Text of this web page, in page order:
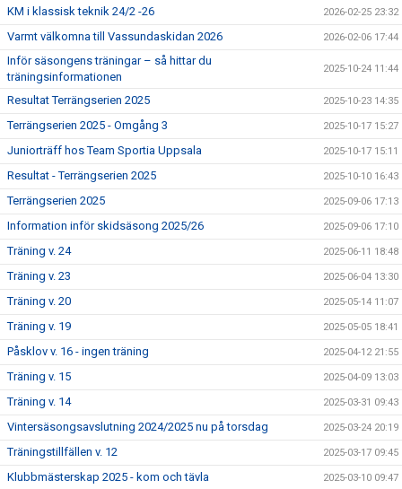
ARRANGEMANG
BILDGALLERI
BLI MEDLEM
KM i klassisk teknik 24/2 -26 2026-02-25 23:32
Varmt välkomna till Vassundaskidan 2026 2026-02-06 17:44
Inför säsongens träningar – så hittar du
träningsinformationen
2025-10-24 11:44
Resultat Terrängserien 2025 2025-10-23 14:35
Terrängserien 2025 - Omgång 3 2025-10-17 15:27
Juniorträff hos Team Sportia Uppsala 2025-10-17 15:11
Resultat - Terrängserien 2025 2025-10-10 16:43
Terrängserien 2025 2025-09-06 17:13
Information inför skidsäsong 2025/26 2025-09-06 17:10
Träning v. 24 2025-06-11 18:48
Träning v. 23 2025-06-04 13:30
Träning v. 20 2025-05-14 11:07
Träning v. 19 2025-05-05 18:41
Påsklov v. 16 - ingen träning 2025-04-12 21:55
Träning v. 15 2025-04-09 13:03
Träning v. 14 2025-03-31 09:43
Vintersäsongsavslutning 2024/2025 nu på torsdag 2025-03-24 20:19
Träningstillfällen v. 12 2025-03-17 09:45
Klubbmästerskap 2025 - kom och tävla 2025-03-10 09:47